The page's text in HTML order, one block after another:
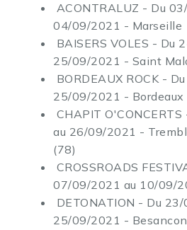
ACONTRALUZ - Du
04/09/2021 - Marseille
BAISERS VOLES - Du
25/09/2021 - Saint
BORDEAUX ROCK -
25/09/2021 -
CHAPIT
au 26/09/2021 -
(78)
CROSSROADS
07/09/2021 au 10/09/
DETONATION - Du
25/09/2021 -